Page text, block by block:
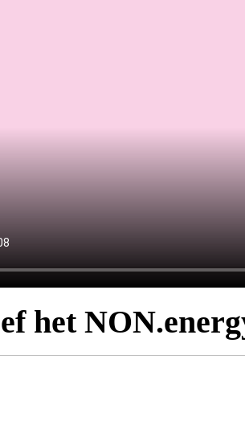
het